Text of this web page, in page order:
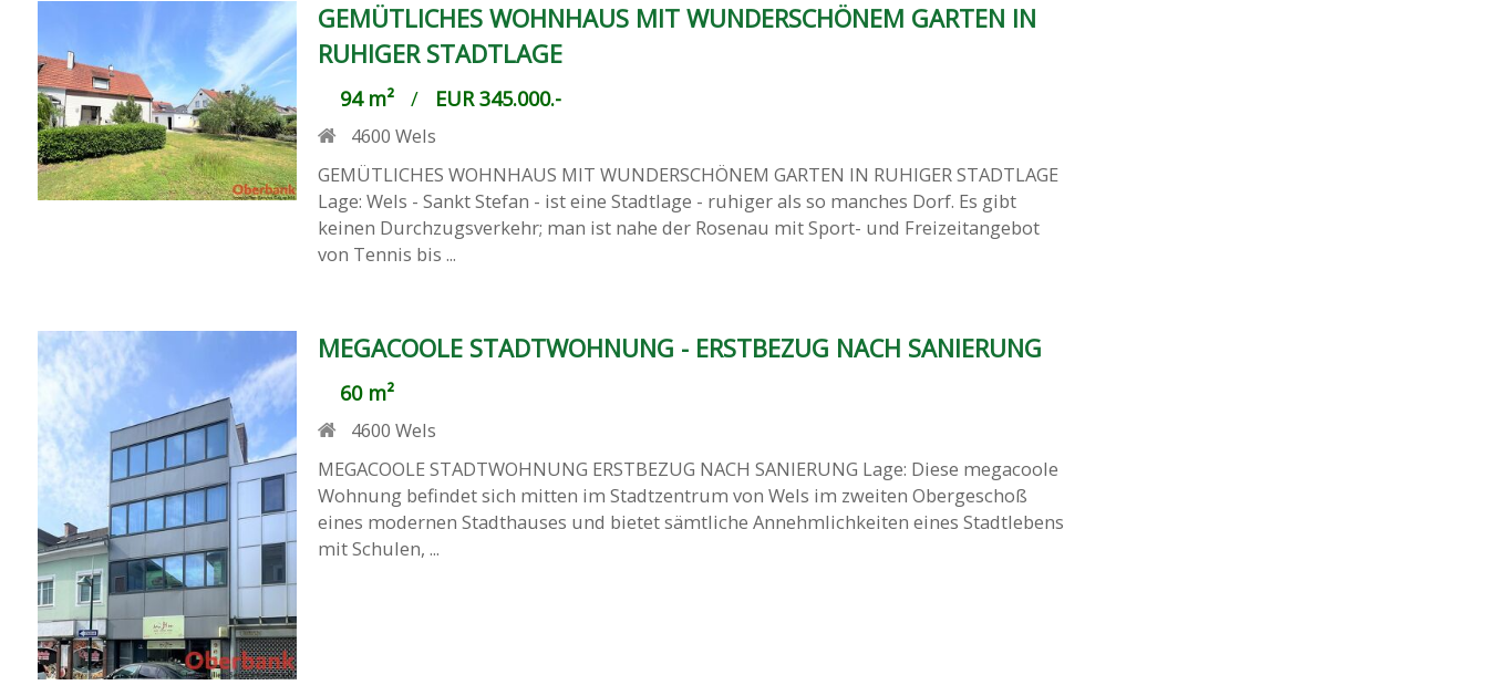
GEMÜTLICHES WOHNHAUS MIT WUNDERSCHÖNEM GARTEN IN
RUHIGER STADTLAGE
94 m²/ EUR 345.000.-
4600 Wels
GEMÜTLICHES WOHNHAUS MIT WUNDERSCHÖNEM GARTEN IN RUHIGER STADTLAGE
Lage: Wels - Sankt Stefan - ist eine Stadtlage - ruhiger als so manches Dorf. Es gibt
keinen Durchzugsverkehr; man ist nahe der Rosenau mit Sport- und Freizeitangebot
von Tennis bis ...
MEGACOOLE STADTWOHNUNG - ERSTBEZUG NACH SANIERUNG
60 m²
4600 Wels
MEGACOOLE STADTWOHNUNG ERSTBEZUG NACH SANIERUNG Lage: Diese megacoole
Wohnung befindet sich mitten im Stadtzentrum von Wels im zweiten Obergeschoß
eines modernen Stadthauses und bietet sämtliche Annehmlichkeiten eines Stadtlebens
mit Schulen, ...